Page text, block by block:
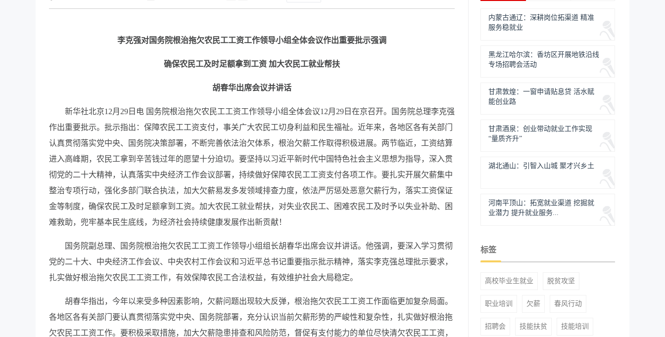
李克强对国务院根治拖欠农民工工资工作领导小组全体会议作出重要批示强调
确保农民工及时足额拿到工资 加大农民工就业帮扶
胡春华出席会议并讲话
新华社北京12月29日电 国务院根治拖欠农民工工资工作领导小组全体会议12月29日在京召开。国务院总理李克强
作出重要批示。批示指出：保障农民工工资支付，事关广大农民工切身利益和民生福祉。近年来，各地区各有关部门
认真贯彻落实党中央、国务院决策部署，不断完善依法治欠体系，根治欠薪工作取得积极进展。两节临近，工资结算
进入高峰期，农民工拿到辛苦钱过年的愿望十分迫切。要坚持以习近平新时代中国特色社会主义思想为指导，深入贯
彻党的二十大精神，认真落实中央经济工作会议部署，持续做好保障农民工工资支付各项工作。要扎实开展欠薪集中
整治专项行动，强化多部门联合执法，加大欠薪易发多发领域排查力度，依法严厉惩处恶意欠薪行为，落实工资保证
金等制度，确保农民工及时足额拿到工资。加大农民工就业帮扶，对失业农民工、困难农民工及时予以失业补助、困
难救助，兜牢基本民生底线，为经济社会持续健康发展作出新贡献！
国务院副总理、国务院根治拖欠农民工工资工作领导小组组长胡春华出席会议并讲话。他强调，要深入学习贯彻
党的二十大、中央经济工作会议、中央农村工作会议和习近平总书记重要指示批示精神，落实李克强总理批示要求，
扎实做好根治拖欠农民工工资工作，有效保障农民工合法权益，有效维护社会大局稳定。
胡春华指出，今年以来受多种因素影响，欠薪问题出现较大反弹，根治拖欠农民工工资工作面临更加复杂局面。
各地区各有关部门要认真贯彻落实党中央、国务院部署，充分认识当前欠薪形势的严峻性和复杂性，扎实做好根治拖
欠农民工工资工作。要积极采取措施，加大欠薪隐患排查和风险防范，督促有支付能力的单位尽快清欠农民工工资，
内蒙古通辽：深耕岗位拓渠道 精准
服务稳就业
黑龙江哈尔滨：香坊区开展地铁沿线
专场招聘会活动
甘肃敦煌：一窗申请贴息贷 活水赋
能创业路
甘肃酒泉：创业带动就业工作实现
“量质齐升”
湖北通山：引智入山城 聚才兴乡土
河南平顶山：拓宽就业渠道 挖掘就
业潜力 提升就业服务...
标签
高校毕业生就业 脱贫攻坚
职业培训 欠薪 春风行动
招聘会 技能扶贫 技能培训